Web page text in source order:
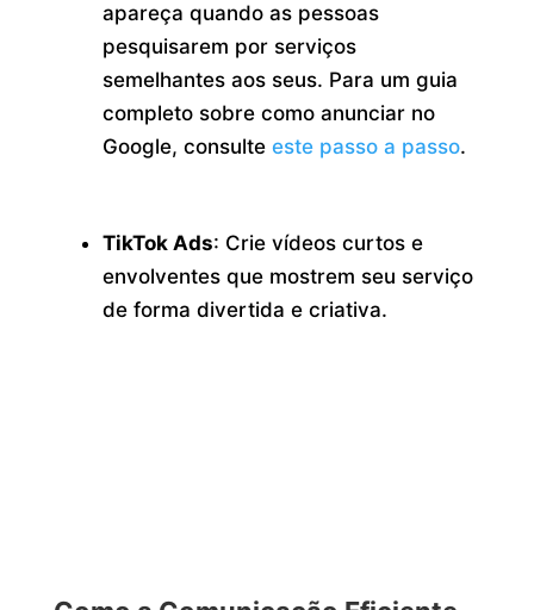
apareça quando as pessoas
pesquisarem por serviços
semelhantes aos seus. Para um guia
completo sobre como anunciar no
Google, consulte este passo a passo.
TikTok Ads: Crie vídeos curtos e
envolventes que mostrem seu serviço
de forma divertida e criativa.